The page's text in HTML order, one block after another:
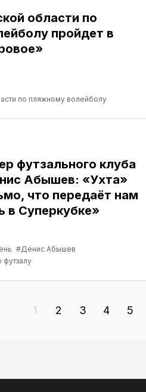
области по
пройдет в
по пляжному волейболу
футзального клуба
Абышев: «Ухта»
что передаёт нам
в Суперкубке»
#Денис Абышев
1 2 3 4 5